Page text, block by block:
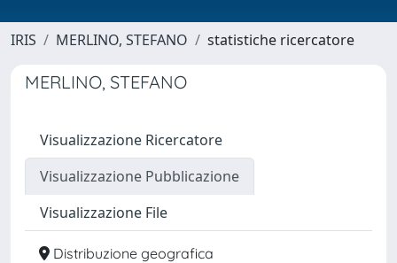
IRIS MERLINO, STEFANO statistiche ricercatore
MERLINO, STEFANO
Visualizzazione Ricercatore
Visualizzazione Pubblicazione
Visualizzazione File
Distribuzione geografica